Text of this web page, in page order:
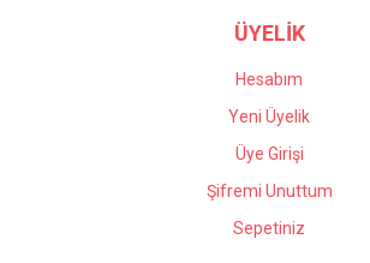
ÜYELİK
Hesabım
Yeni Üyelik
Üye Girişi
Şifremi Unuttum
Sepetiniz